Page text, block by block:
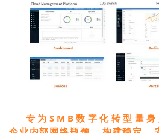
专为SMB数字化转型量身